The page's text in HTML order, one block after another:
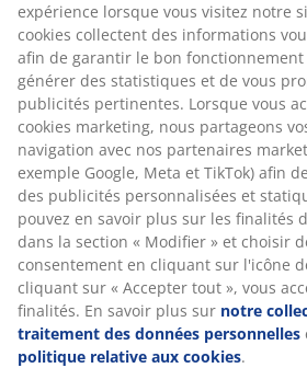
expérience lorsque vous visitez notre
cookies collectent des informations
afin de garantir le bon
générer des statistiques et de vous
publicités pertinentes. Lorsque vous
cookies marketing, nous partageons
navigation avec nos partenaires
exemple Google, Meta et TikTok) afin
des publicités personnalisées et
pouvez en savoir plus sur les finalités
dans la section « Modifier » et choisir
consentement en cliquant sur l'icône
cliquant sur « Accepter tout », vous
finalités. En savoir plus sur notre
traitement des données personnelles
politique relative aux cookies.